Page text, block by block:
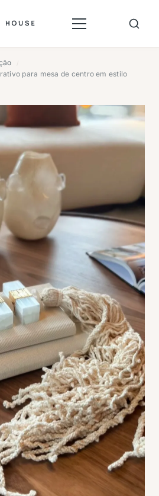
para mesa de centro em estilo